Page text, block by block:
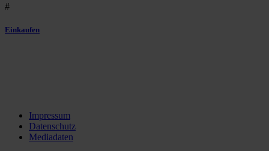
#
Einkaufen
Impressum
Datenschutz
Mediadaten